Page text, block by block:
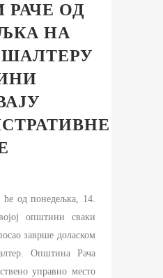
РАЧЕ ОД
НА
ће од понедељка, 14.
општини сваки
заврше доласком
Општина Рача
управно место